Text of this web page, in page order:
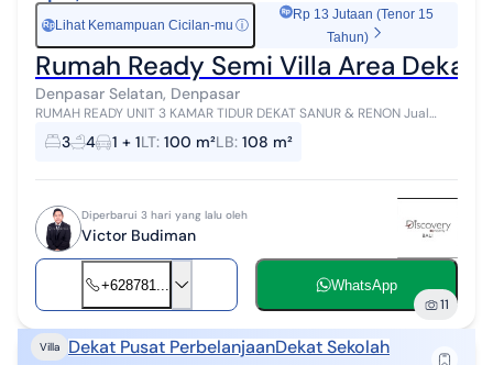
Rp Lihat Kemampuan Cicilan-mu ⓘ
Rp 13 Jutaan (Tenor 15
Tahun)
Rumah Ready Semi Villa Area Dekat
Denpasar Selatan, Denpasar
RUMAH READY UNIT 3 KAMAR TIDUR DEKAT SANUR & RENON Jual
Rumah JL Sidakarya - Denpasar LT 100 LB 108 KT 3 KM 4 Listrik 5500
Rp 2,100,000.000 SHM ...
3 4 1 + 1LT: 100 m²LB: 108 m²
Diperbarui 3 hari yang lalu oleh
Victor Budiman
+628781... WhatsApp
11
Villa Dekat Pusat PerbelanjaanDekat Sekolah